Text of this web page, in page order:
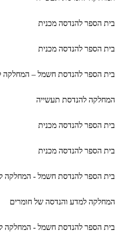
בית הספר להנדסה מכנית
בית הספר להנדסה מכנית
בית הספר להנדסת חשמל – המחלקה
המחלקה להנדסת תעשייה
בית הספר להנדסה מכנית
בית הספר להנדסה מכנית
בית הספר להנדסת חשמל - המחלקה
המחלקה למדע והנדסה של חומרים
בית הספר להנדסת חשמל - המחלקה